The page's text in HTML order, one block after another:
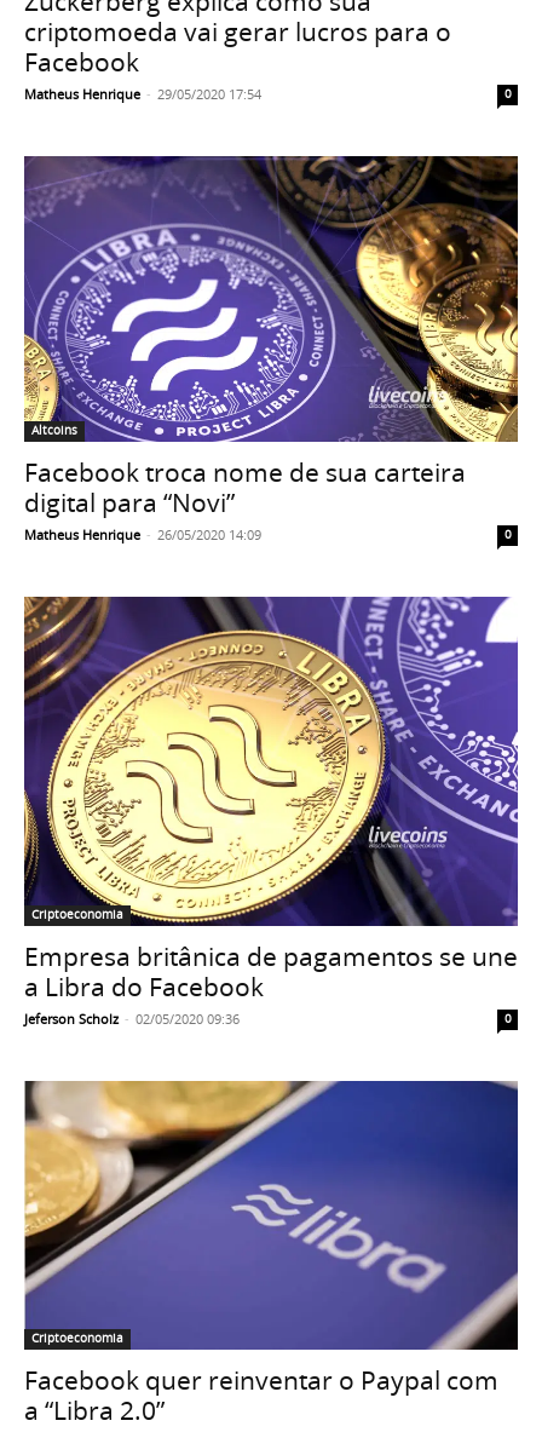
criptomoeda vai gerar lucros para o
Facebook
Matheus Henrique - 29/05/2020 17:54 0
Altcoins
Facebook troca nome de sua carteira
digital para “Novi”
Matheus Henrique - 26/05/2020 14:09 0
Criptoeconomia
Empresa britânica de pagamentos se une
a Libra do Facebook
Jeferson Scholz - 02/05/2020 09:36 0
Criptoeconomia
Facebook quer reinventar o Paypal com
a “Libra 2.0”